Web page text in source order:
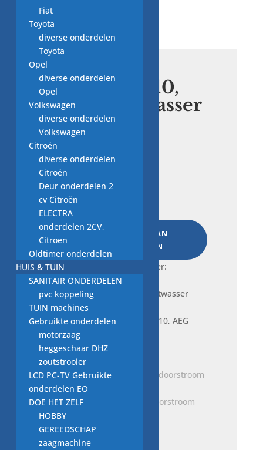
vaatwasser onderdeel
slang 1118310,
AEG vaatwasser
onderdeel
€5,00
slang
1118310,
AEG
vaatwasser
onderdeel
aantal
TOEVOEGEN AAN
WINKELWAGEN
Frequently bought together:
Je bekijkt nu:slang 1118310, AEG
vaatwasser onderdeel
€5,00
slang vaatwasser ETNA doorstroom
element-pomp
€5,00
Fiat
Toyota
diverse onderdelen
Toyota
Opel
diverse onderdelen
Opel
Volkswagen
diverse onderdelen
Volkswagen
Citroën
diverse onderdelen
Citroën
Deur onderdelen 2
cv Citroën
ELECTRA
onderdelen 2CV,
Citroen
Oldtimer onderdelen
HUIS & TUIN
SANITAIR ONDERDELEN
pvc koppeling
TUIN machines
Gebruikte onderdelen
motorzaag
heggeschaar DHZ
zoutstrooier
LCD PC-TV Gebruikte
onderdelen EO
DOE HET ZELF
HOBBY
GEREEDSCHAP
zaagmachine